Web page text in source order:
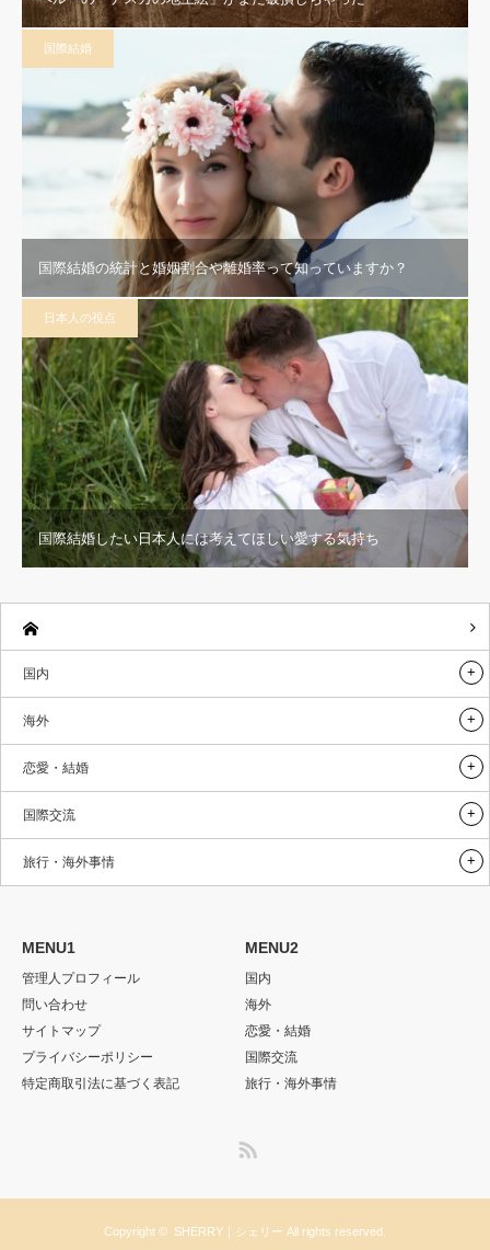
国際結婚
国際結婚の統計と婚姻割合や離婚率って知っていますか？
日本人の視点
国際結婚したい日本人には考えてほしい愛する気持ち
国内
海外
恋愛・結婚
国際交流
旅行・海外事情
MENU1
管理人プロフィール
問い合わせ
サイトマップ
プライバシーポリシー
特定商取引法に基づく表記
MENU2
国内
海外
恋愛・結婚
国際交流
旅行・海外事情
Copyright © SHERRY｜シェリー All rights reserved.